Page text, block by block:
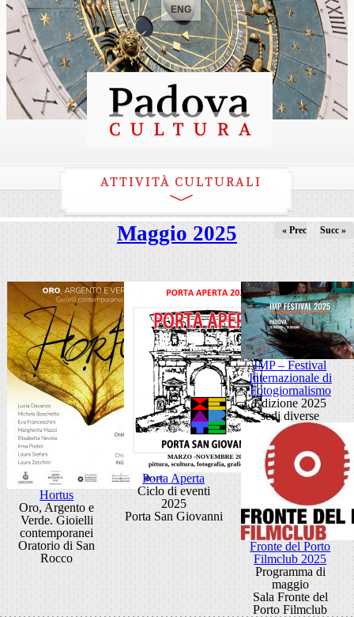
ENG
ATTIVITÀ CULTURALI
Maggio 2025 « Prec Succ »
Hortus
Oro, Argento e
Verde. Gioielli
contemporanei
Oratorio di San
Rocco
Porta Aperta
Ciclo di eventi
2025
Porta San Giovanni
IMP – Festival
Internazionale di
Fotogiornalismo
Edizione 2025
sedi diverse
Fronte del Porto
Filmclub 2025
Programma di
maggio
Sala Fronte del
Porto Filmclub